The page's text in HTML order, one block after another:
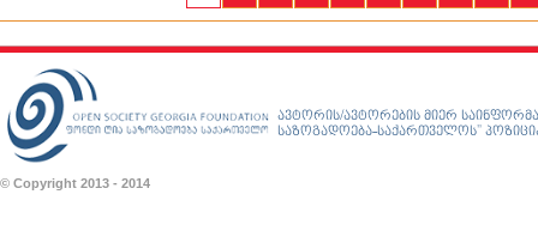
ავტორის/ავტორების მიერ
საზოგადოება-საქართველოს”
© Copyright 2013 - 2014